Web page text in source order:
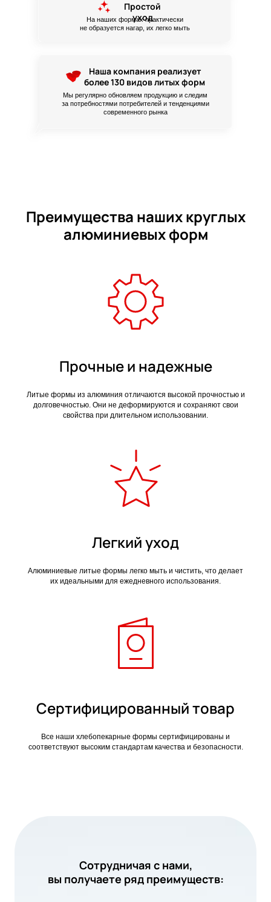
На наших формах практически
не образуется нагар, их легко мыть
Простой
уход
Мы регулярно обновляем продукцию и следим
за потребностями потребителей и тенденциями
современного рынка
Наша компания реализует
более 130 видов литых форм
Преимущества наших круглых
алюминиевых форм
Прочные и надежные
Литые формы из алюминия отличаются высокой прочностью и
долговечностью. Они не деформируются и сохраняют свои
свойства при длительном использовании.
Легкий уход
Алюминиевые литые формы легко мыть и чистить, что делает
их идеальными для ежедневного использования.
Сертифицированный товар
Все наши хлебопекарные формы сертифицированы и
соответствуют высоким стандартам качества и безопасности.
Сотрудничая с нами,
вы получаете ряд преимуществ: